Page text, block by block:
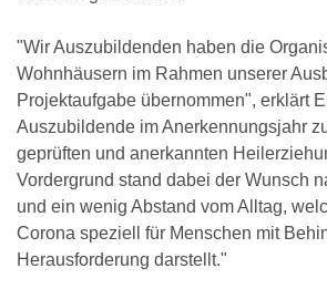
"Wir Auszubildenden haben die
Wohnhäusern im Rahmen unserer
Projektaufgabe übernommen", erklärt
Auszubildende im Anerkennungsjahr
geprüften und anerkannten
Vordergrund stand dabei der Wunsch
und ein wenig Abstand vom Alltag,
Corona speziell für Menschen mit
Herausforderung darstellt."